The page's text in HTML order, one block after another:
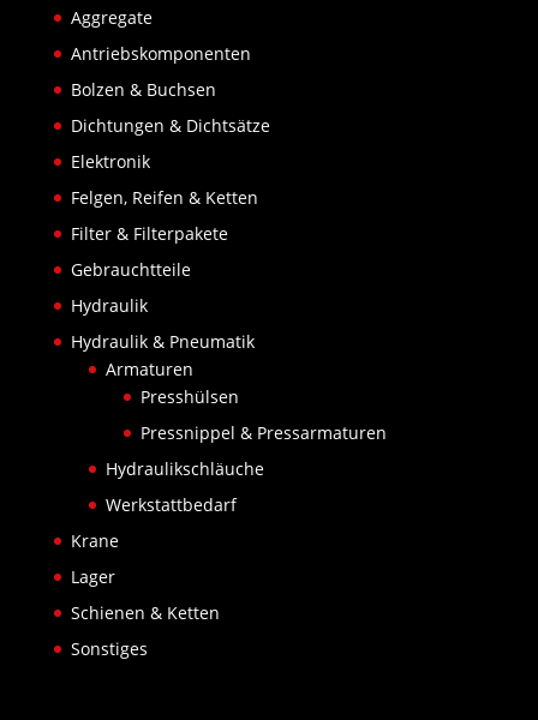
Aggregate
Antriebskomponenten
Bolzen & Buchsen
Dichtungen & Dichtsätze
Elektronik
Felgen, Reifen & Ketten
Filter & Filterpakete
Gebrauchtteile
Hydraulik
Hydraulik & Pneumatik
Armaturen
Presshülsen
Pressnippel & Pressarmaturen
Hydraulikschläuche
Werkstattbedarf
Krane
Lager
Schienen & Ketten
Sonstiges